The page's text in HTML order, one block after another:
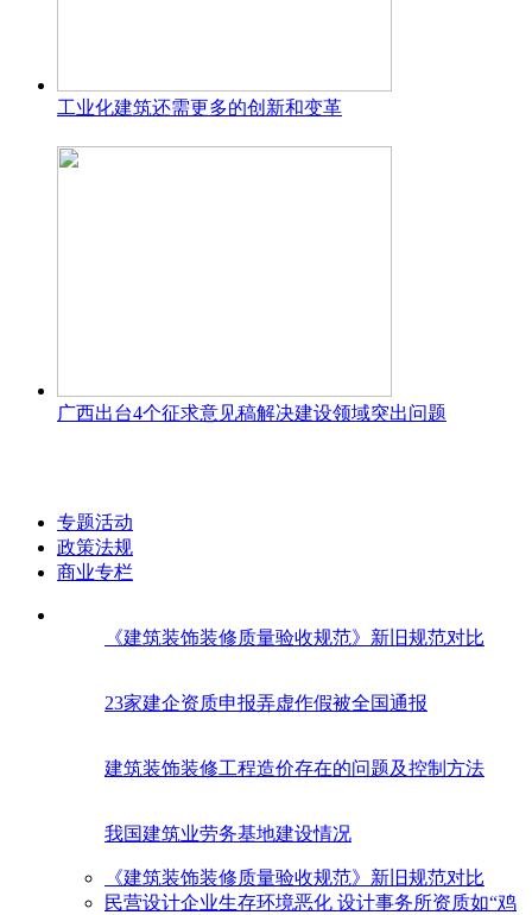
工业化建筑还需更多的创新和变革
广西出台4个征求意见稿解决建设领域突出问题
专题活动
政策法规
商业专栏
《建筑装饰装修质量验收规范》新旧规范对比
23家建企资质申报弄虚作假被全国通报
建筑装饰装修工程造价存在的问题及控制方法
我国建筑业劳务基地建设情况
《建筑装饰装修质量验收规范》新旧规范对比
民营设计企业生存环境恶化 设计事务所资质如“鸡